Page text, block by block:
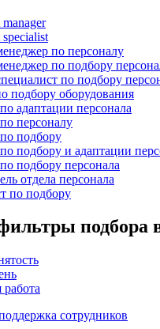
по персоналу
по подбору
по подбору
подбору оборудования
адаптации персонала
персоналу
подбору
подбору и адаптации
подбору персонала
отдела персонала
по подбору
подбора
сотрудников